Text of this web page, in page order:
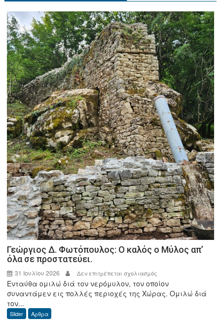
Γεώργιος Δ. Φωτόπουλος: Ο καλός ο Μύλος απ’
όλα σε προστατεύει.
31 Ιουλίου 2026 Δεν επιτρέπεται σχολιασμός
Γεώργιος
Δ.
Ενταύθα ομιλώ διά τον νερόμυλον, τον οποίον
συναντάμεν εις πολλές περιοχές της Χώρας. Ομιλώ διά
τον...
Slider Άρθρα